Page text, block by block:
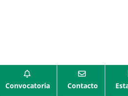
Convocatoria Contacto